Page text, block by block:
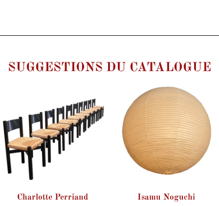
SUGGESTIONS DU CATALOGUE
Charlotte Perriand Isamu Noguchi